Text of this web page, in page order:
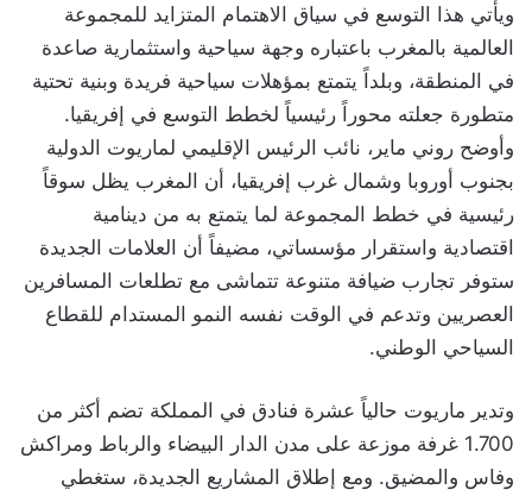
ويأتي هذا التوسع في سياق الاهتمام المتزايد للمجموعة
العالمية بالمغرب باعتباره وجهة سياحية واستثمارية صاعدة
في المنطقة، وبلداً يتمتع بمؤهلات سياحية فريدة وبنية تحتية
متطورة جعلته محوراً رئيسياً لخطط التوسع في إفريقيا.
وأوضح روني ماير، نائب الرئيس الإقليمي لماريوت الدولية
بجنوب أوروبا وشمال غرب إفريقيا، أن المغرب يظل سوقاً
رئيسية في خطط المجموعة لما يتمتع به من دينامية
اقتصادية واستقرار مؤسساتي، مضيفاً أن العلامات الجديدة
ستوفر تجارب ضيافة متنوعة تتماشى مع تطلعات المسافرين
العصريين وتدعم في الوقت نفسه النمو المستدام للقطاع
السياحي الوطني.
وتدير ماريوت حالياً عشرة فنادق في المملكة تضم أكثر من
1.700 غرفة موزعة على مدن الدار البيضاء والرباط ومراكش
وفاس والمضيق. ومع إطلاق المشاريع الجديدة، ستغطي